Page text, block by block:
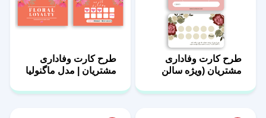
طرح کارت وفاداری
مشتریان (ویژه سالن
رزالین
طرح کارت وفاداری
مشتریان | مدل ماگنولیا